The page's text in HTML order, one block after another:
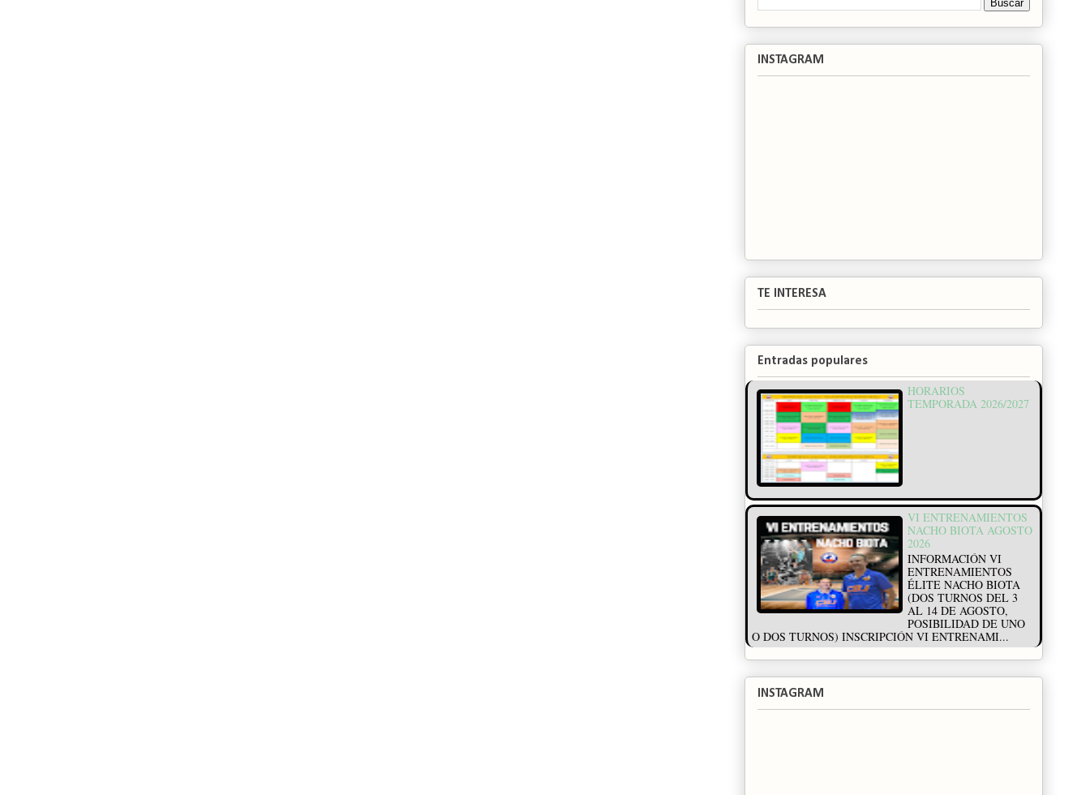
INSTAGRAM
TE INTERESA
Entradas populares
HORARIOS
TEMPORADA 2026/2027
VI ENTRENAMIENTOS
NACHO BIOTA AGOSTO
2026
INFORMACIÓN VI
ENTRENAMIENTOS
ÉLITE NACHO BIOTA
(DOS TURNOS DEL 3
AL 14 DE AGOSTO,
POSIBILIDAD DE UNO
O DOS TURNOS) INSCRIPCIÓN VI ENTRENAMI...
INSTAGRAM